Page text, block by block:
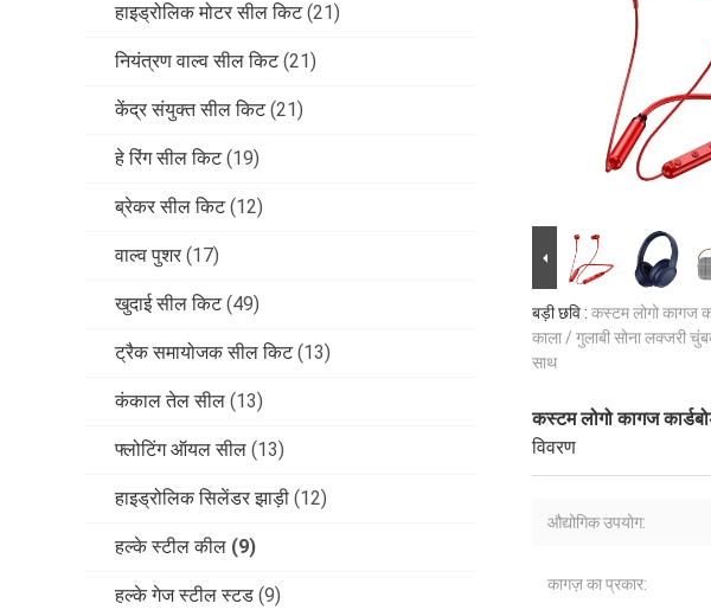
हाइड्रोलिक मोटर सील किट (21)
नियंत्रण वाल्व सील किट (21)
केंद्र संयुक्त सील किट (21)
हे रिंग सील किट (19)
ब्रेकर सील किट (12)
वाल्व पुशर (17)
खुदाई सील किट (49)
ट्रैक समायोजक सील किट (13)
कंकाल तेल सील (13)
फ्लोटिंग ऑयल सील (13)
हाइड्रोलिक सिलेंडर झाड़ी (12)
हल्के स्टील कील (9)
हल्के गेज स्टील स्टड (9)
बड़ी छवि : कस्टम लोगो कागज
काला / गुलाबी सोना लक्जरी
साथ
कस्टम लोगो कागज
विवरण
औद्योगिक उपयोग:
कागज़ का प्रकार: